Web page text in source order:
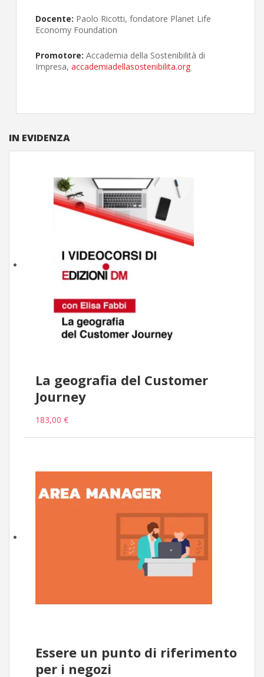
IN EVIDENZA
La geografia del Customer
Journey
183,00 €
Essere un punto di riferimento
per i negozi
Docente: Paolo Ricotti, fondatore Planet Life
Economy Foundation
Promotore: Accademia della Sostenibilità di
Impresa, accademiadellasostenibilita.org